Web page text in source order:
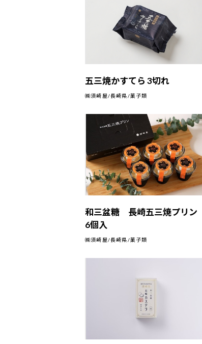
五三焼かすてら 3切れ
㈱須崎屋/長崎県/菓子類
和三盆糖 長崎五三焼プリン
6個入
㈱須崎屋/長崎県/菓子類